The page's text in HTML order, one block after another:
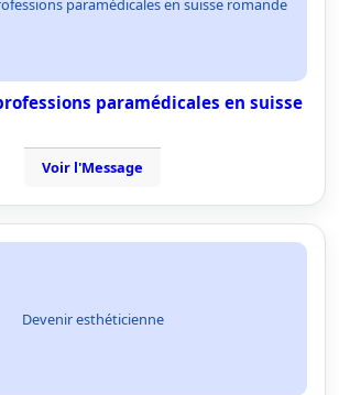
paramédicales en suisse
Voir l'Message
Devenir esthéticienne